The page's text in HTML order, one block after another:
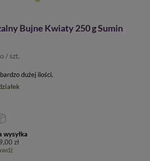
Bujne Kwiaty 250 g Sumin
/ szt.
dużej ilości
wysyłka
zł